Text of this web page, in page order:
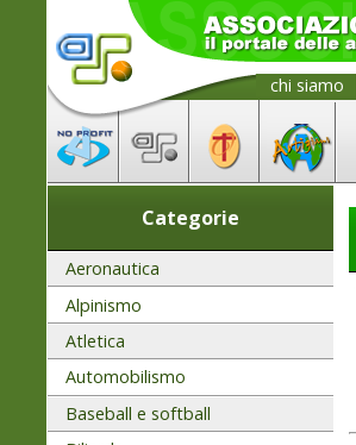
chi siamo
Categorie
Aeronautica
Alpinismo
Atletica
Automobilismo
Baseball e softball